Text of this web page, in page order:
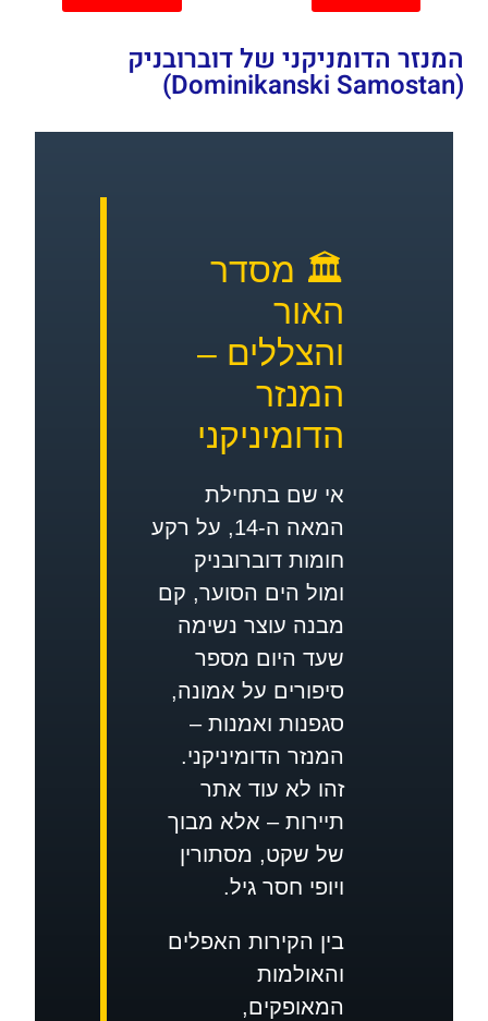
הדומניקני של דוברובניק
🏛️ מסדר
והצללים –
המנזר
הדומיניקני
אי שם בתחילת
המאה ה-14, על רקע
חומות דוברובניק
ומול הים הסוער, קם
מבנה עוצר נשימה
שעד היום מספר
סיפורים על אמונה,
סגפנות ואמנות –
המנזר הדומיניקני.
זהו לא עוד אתר
תיירות – אלא מבוך
של שקט, מסתורין
ויופי חסר גיל.
בין הקירות האפלים
והאולמות
המאופקים,